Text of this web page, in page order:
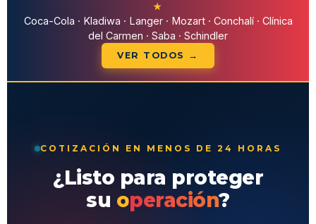
★
Coca-Cola · Kladiwa · Langer · Mozart · Conchalí · Clínica
del Carmen · Saba · Schindler
VER TODOS →
COTIZACIÓN EN MENOS DE 24 HORAS
¿Listo para proteger
su operación?